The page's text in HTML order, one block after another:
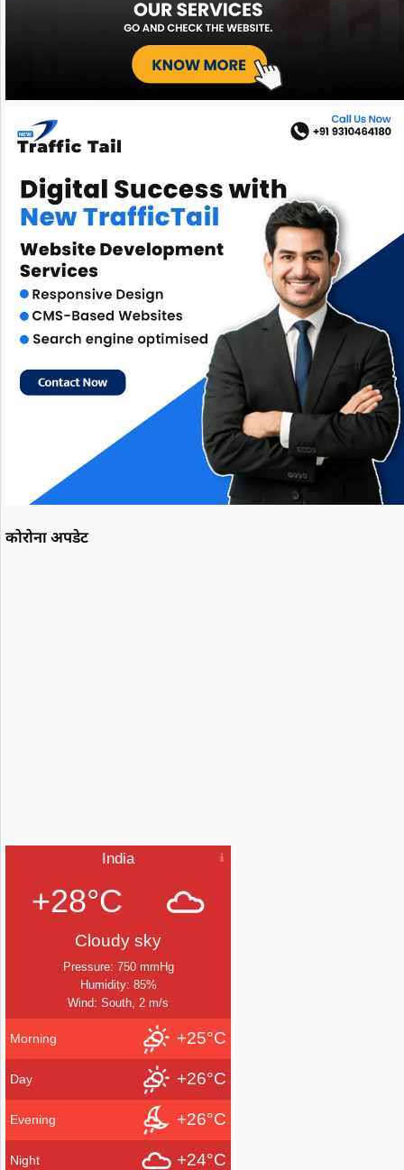
कोरोना अपडेट
India
+28°C
Cloudy sky
Pressure: 750 mmHg
Humidity: 85%
Wind: South, 2 m/s
Morning +25°C
Day +26°C
Evening +26°C
Night +24°C